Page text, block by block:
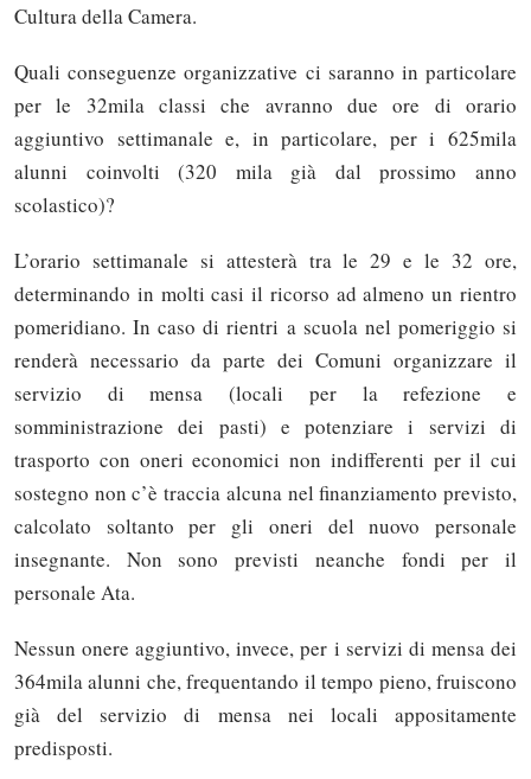
Cultura della Camera.
Quali conseguenze organizzative ci saranno in particolare
per le 32mila classi che avranno due ore di orario
aggiuntivo settimanale e, in particolare, per i 625mila
alunni coinvolti (320 mila già dal prossimo anno
scolastico)?
L’orario settimanale si attesterà tra le 29 e le 32 ore,
determinando in molti casi il ricorso ad almeno un rientro
pomeridiano. In caso di rientri a scuola nel pomeriggio si
renderà necessario da parte dei Comuni organizzare il
servizio di mensa (locali per la refezione e
somministrazione dei pasti) e potenziare i servizi di
trasporto con oneri economici non indifferenti per il cui
sostegno non c’è traccia alcuna nel finanziamento previsto,
calcolato soltanto per gli oneri del nuovo personale
insegnante. Non sono previsti neanche fondi per il
personale Ata.
Nessun onere aggiuntivo, invece, per i servizi di mensa dei
364mila alunni che, frequentando il tempo pieno, fruiscono
già del servizio di mensa nei locali appositamente
predisposti.